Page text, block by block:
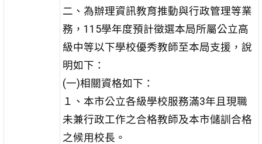
二、為辦理資訊教育推動與行政管理等業
務，115學年度預計徵選本局所屬公立高
級中等以下學校優秀教師至本局支援，說
明如下：
(一)相關資格如下：
１、本市公立各級學校服務滿3年且現職
未兼行政工作之合格教師及本市儲訓合格
之候用校長。